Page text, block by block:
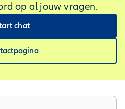
op al jouw vragen.
chat